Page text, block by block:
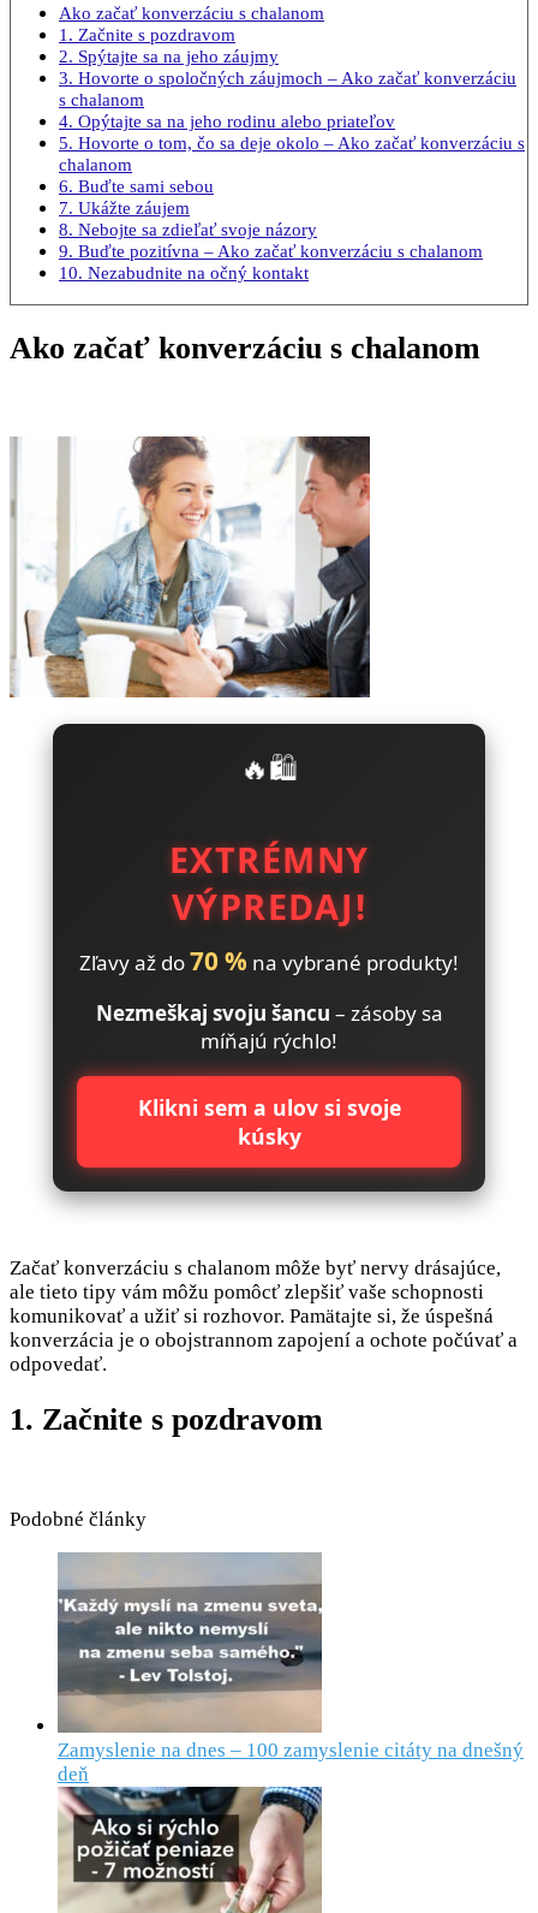
Ako začať konverzáciu s chalanom
1. Začnite s pozdravom
2. Spýtajte sa na jeho záujmy
3. Hovorte o spoločných záujmoch – Ako začať konverzáciu
s chalanom
4. Opýtajte sa na jeho rodinu alebo priateľov
5. Hovorte o tom, čo sa deje okolo – Ako začať konverzáciu s
chalanom
6. Buďte sami sebou
7. Ukážte záujem
8. Nebojte sa zdieľať svoje názory
9. Buďte pozitívna – Ako začať konverzáciu s chalanom
10. Nezabudnite na očný kontakt
Ako začať konverzáciu s chalanom
🔥🛍️
EXTRÉMNY
VÝPREDAJ!
Zľavy až do70 % na vybrané produkty!
Nezmeškaj svoju šancu – zásoby sa
míňajú rýchlo!
Klikni sem a ulov si svoje
kúsky
Začať konverzáciu s chalanom môže byť nervy drásajúce,
ale tieto tipy vám môžu pomôcť zlepšiť vaše schopnosti
komunikovať a užiť si rozhovor. Pamätajte si, že úspešná
konverzácia je o obojstrannom zapojení a ochote počúvať a
odpovedať.
1. Začnite s pozdravom
Podobné články
Zamyslenie na dnes – 100 zamyslenie citáty na dnešný
deň